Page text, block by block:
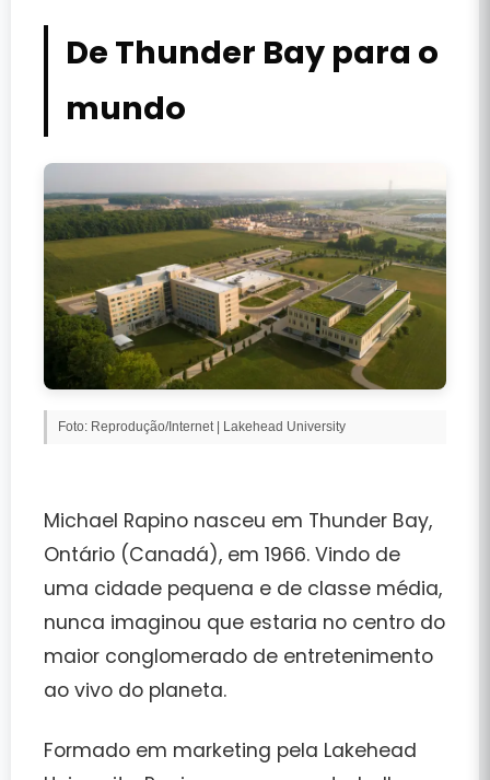
De Thunder Bay para o
mundo
Foto: Reprodução/Internet | Lakehead University
Michael Rapino nasceu em Thunder Bay,
Ontário (Canadá), em 1966. Vindo de
uma cidade pequena e de classe média,
nunca imaginou que estaria no centro do
maior conglomerado de entretenimento
ao vivo do planeta.
Formado em marketing pela Lakehead